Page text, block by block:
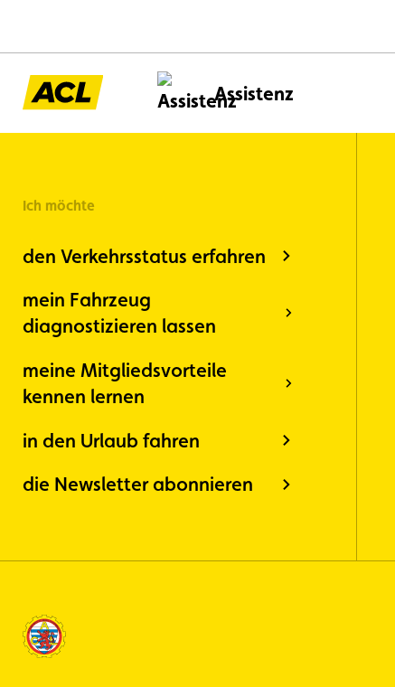
Assistenz
Ich möchte
den Verkehrsstatus erfahren
mein Fahrzeug
diagnostizieren lassen
meine Mitgliedsvorteile
kennen lernen
in den Urlaub fahren
die Newsletter abonnieren